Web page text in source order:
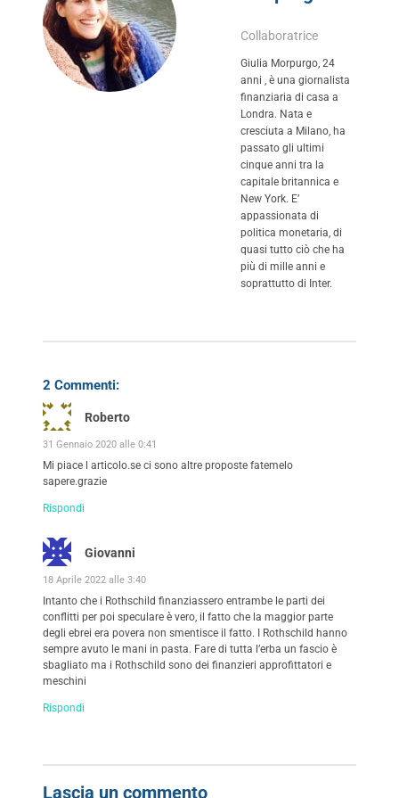
Collaboratrice
Giulia Morpurgo, 24
anni , è una giornalista
finanziaria di casa a
Londra. Nata e
cresciuta a Milano, ha
passato gli ultimi
cinque anni tra la
capitale britannica e
New York. E’
appassionata di
politica monetaria, di
quasi tutto ciò che ha
più di mille anni e
soprattutto di Inter.
2 Commenti:
Roberto
31 Gennaio 2020 alle 0:41
Mi piace l articolo.se ci sono altre proposte fatemelo
sapere.grazie
Rispondi
Giovanni
18 Aprile 2022 alle 3:40
Intanto che i Rothschild finanziassero entrambe le parti dei
conflitti per poi speculare è vero, il fatto che la maggior parte
degli ebrei era povera non smentisce il fatto. I Rothschild hanno
sempre avuto le mani in pasta. Fare di tutta l’erba un fascio è
sbagliato ma i Rothschild sono dei finanzieri approfittatori e
meschini
Rispondi
Lascia un commento